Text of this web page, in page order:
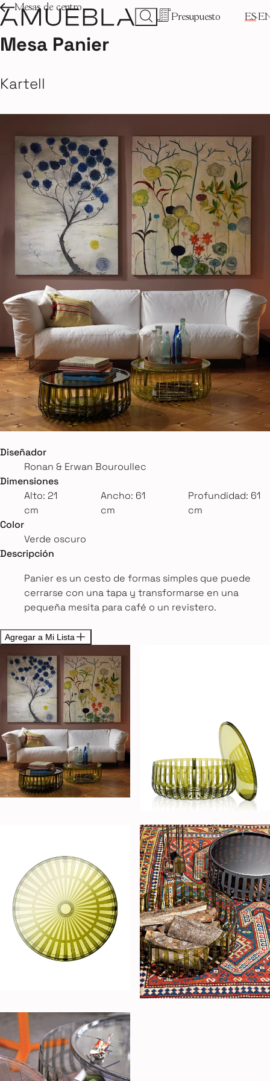
Presupuesto ES
Mesas de centro
Mesa Panier
Kartell
Diseñador
Ronan & Erwan Bouroullec
Dimensiones
Alto: 21
cm
Ancho: 61
cm
Profundidad: 61
cm
Color
Verde oscuro
Descripción
Panier es un cesto de formas simples que puede
cerrarse con una tapa y transformarse en una
pequeña mesita para café o un revistero.
Agregar a Mi Lista